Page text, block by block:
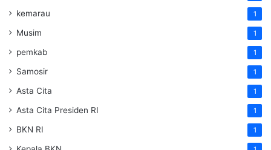
kemarau 1
Musim 1
pemkab 1
Samosir 1
Asta Cita 1
Asta Cita Presiden RI 1
BKN RI 1